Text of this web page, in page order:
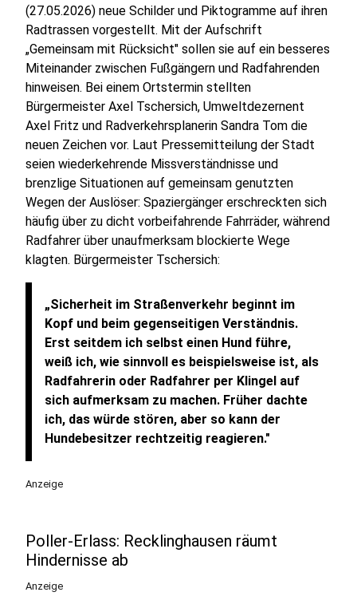
(27.05.2026) neue Schilder und Piktogramme auf ihren
Radtrassen vorgestellt. Mit der Aufschrift
„Gemeinsam mit Rücksicht" sollen sie auf ein besseres
Miteinander zwischen Fußgängern und Radfahrenden
hinweisen. Bei einem Ortstermin stellten
Bürgermeister Axel Tschersich, Umweltdezernent
Axel Fritz und Radverkehrsplanerin Sandra Tom die
neuen Zeichen vor. Laut Pressemitteilung der Stadt
seien wiederkehrende Missverständnisse und
brenzlige Situationen auf gemeinsam genutzten
Wegen der Auslöser: Spaziergänger erschreckten sich
häufig über zu dicht vorbeifahrende Fahrräder, während
Radfahrer über unaufmerksam blockierte Wege
klagten. Bürgermeister Tschersich:
„Sicherheit im Straßenverkehr beginnt im
Kopf und beim gegenseitigen Verständnis.
Erst seitdem ich selbst einen Hund führe,
weiß ich, wie sinnvoll es beispielsweise ist, als
Radfahrerin oder Radfahrer per Klingel auf
sich aufmerksam zu machen. Früher dachte
ich, das würde stören, aber so kann der
Hundebesitzer rechtzeitig reagieren."
Anzeige
Poller-Erlass: Recklinghausen räumt
Hindernisse ab
Anzeige